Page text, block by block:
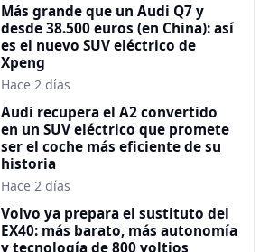
Más grande que un Audi Q7 y
desde 38.500 euros (en China): así
es el nuevo SUV eléctrico de
Xpeng
Hace 2 días
Audi recupera el A2 convertido
en un SUV eléctrico que promete
ser el coche más eficiente de su
historia
Hace 2 días
Volvo ya prepara el sustituto del
EX40: más barato, más autonomía
y tecnología de 800 voltios